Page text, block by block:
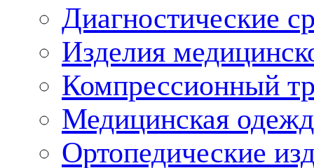
Диагностические
Изделия
Компрессионный
Медицинская
Ортопедические